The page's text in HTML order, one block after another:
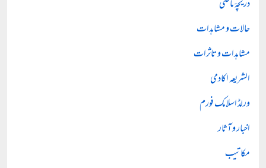
دریچۂ ماضی
حالات و مشاہدات
مشاہدات و تاثرات
الشریعہ اکادمی
ورلڈ اسلامک فورم
اخبار و آثار
مکاتیب